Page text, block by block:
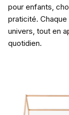
pour enfants,
praticité.
univers, tout en
quotidien.